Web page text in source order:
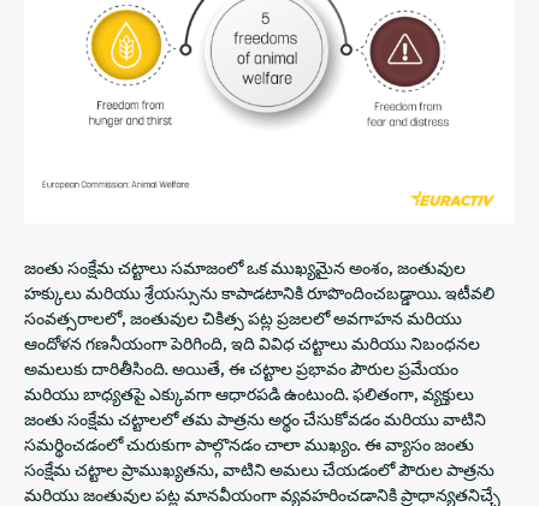
జంతు సంక్షేమ చట్టాలు సమాజంలో ఒక ముఖ్యమైన అంశం, జంతువుల
హక్కులు మరియు శ్రేయస్సును కాపాడటానికి రూపొందించబడ్డాయి. ఇటీవలి
సంవత్సరాలలో, జంతువుల చికిత్స పట్ల ప్రజలలో అవగాహన మరియు
ఆందోళన గణనీయంగా పెరిగింది, ఇది వివిధ చట్టాలు మరియు నిబంధనల
అమలుకు దారితీసింది. అయితే, ఈ చట్టాల ప్రభావం పౌరుల ప్రమేయం
మరియు బాధ్యతపై ఎక్కువగా ఆధారపడి ఉంటుంది. ఫలితంగా, వ్యక్తులు
జంతు సంక్షేమ చట్టాలలో తమ పాత్రను అర్థం చేసుకోవడం మరియు వాటిని
సమర్థించడంలో చురుకుగా పాల్గొనడం చాలా ముఖ్యం. ఈ వ్యాసం జంతు
సంక్షేమ చట్టాల ప్రాముఖ్యతను, వాటిని అమలు చేయడంలో పౌరుల పాత్రను
మరియు జంతువుల పట్ల మానవీయంగా వ్యవహరించడానికి ప్రాధాన్యతనిచ్చే